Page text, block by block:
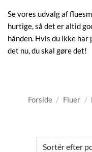
Se vores udvalg af
hurtige, så det er altid
hånden. Hvis du ikke
det nu, du skal gøre det!
Forside / Fluer /